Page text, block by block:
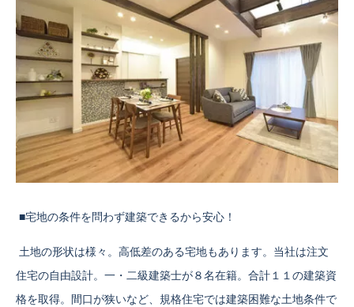
■宅地の条件を問わず建築できるから安心！
土地の形状は様々。高低差のある宅地もあります。当社は注文
住宅の自由設計。一・二級建築士が８名在籍。合計１１の建築資
格を取得。間口が狭いなど、規格住宅では建築困難な土地条件で